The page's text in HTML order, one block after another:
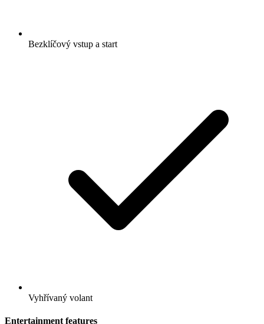
Bezklíčový vstup a start
Vyhřívaný volant
Entertainment features